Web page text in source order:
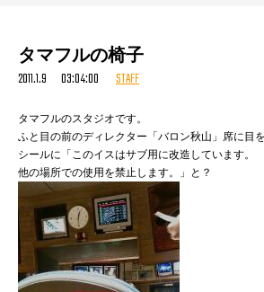
タマフルの椅子
2011.1.9 03:04:00 STAFF
タマフルのスタジオです。
ふと目の前のディレクター「バロン秋山」席に目を
シールに「このイスはサブ用に改造しています。
他の場所での使用を禁止します。」と？